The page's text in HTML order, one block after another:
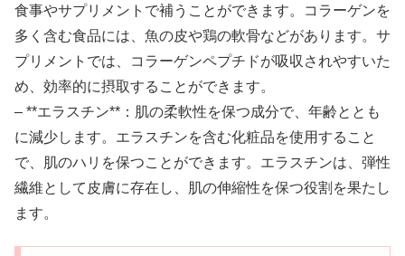
食事やサプリメントで補うことができます。コラーゲンを
多く含む食品には、魚の皮や鶏の軟骨などがあります。サ
プリメントでは、コラーゲンペプチドが吸収されやすいた
め、効率的に摂取することができます。
– **エラスチン**：肌の柔軟性を保つ成分で、年齢ととも
に減少します。エラスチンを含む化粧品を使用すること
で、肌のハリを保つことができます。エラスチンは、弾性
繊維として皮膚に存在し、肌の伸縮性を保つ役割を果たし
ます。